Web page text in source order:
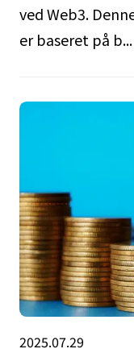
ved Web3.
er baseret på b...
2025.07.29